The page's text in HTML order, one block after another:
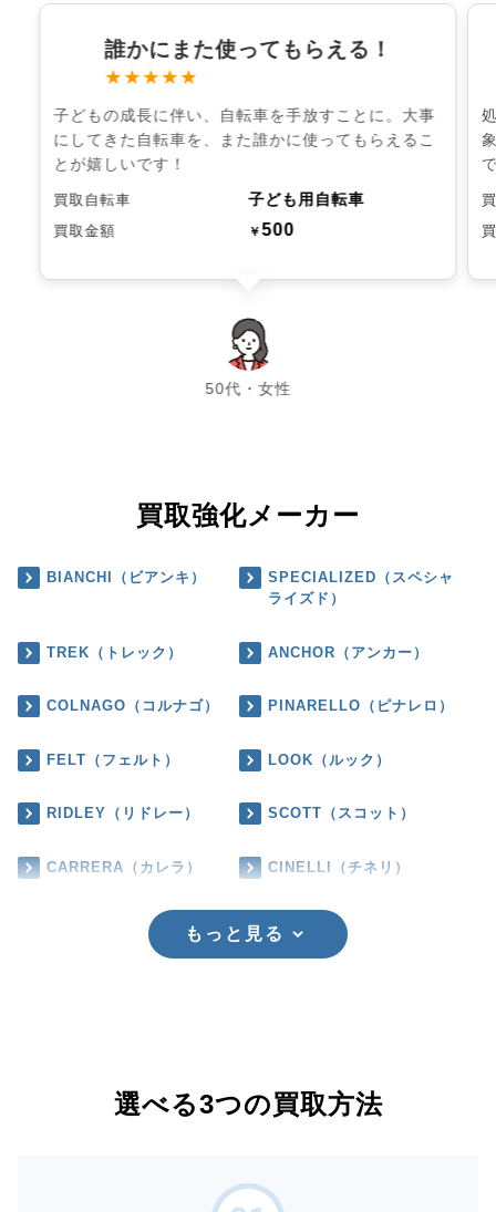
誰かにまた使ってもらえる！
★★★★★
子どもの成長に伴い、自転車を手放すことに。大事
にしてきた自転車を、また誰かに使ってもらえるこ
とが嬉しいです！
買取自転車 子ども用自転車
買取金額 ￥500
50代・女性
chevron_left chevron_right
買取強化メーカー
BIANCHI（ビアンキ）
SPECIALIZED（スペシャ
ライズド）
TREK（トレック） ANCHOR（アンカー）
COLNAGO（コルナゴ） PINARELLO（ピナレロ）
FELT（フェルト） LOOK（ルック）
RIDLEY（リドレー） SCOTT（スコット）
CARRERA（カレラ） CINELLI（チネリ）
もっと見る
選べる3つの買取方法